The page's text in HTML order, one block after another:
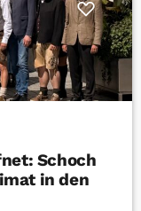
Schoch
in den